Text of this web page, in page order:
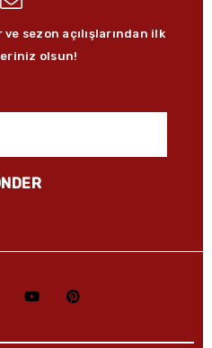
sezon açılışlarından ilk
olsun!